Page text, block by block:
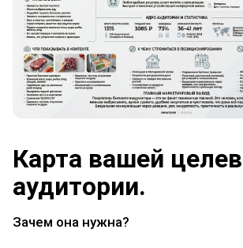
Карта вашей
аудитории.
Зачем она нужна?